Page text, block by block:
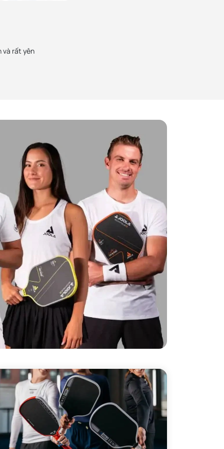
3
và rất yên
từ cây vợt Gen 3, Gen 3S và vừa